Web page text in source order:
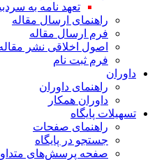
تعهد نامه به سردبیر
راهنمای ارسال مقاله
فرم ارسال مقاله
اصول اخلاقی نشر مقاله
فرم ثبت نام
داوران
راهنمای داوران
داوران همکار
تسهیلات پایگاه
راهنمای صفحات
جستجو در پایگاه
صفحه پرسش‌های متداول